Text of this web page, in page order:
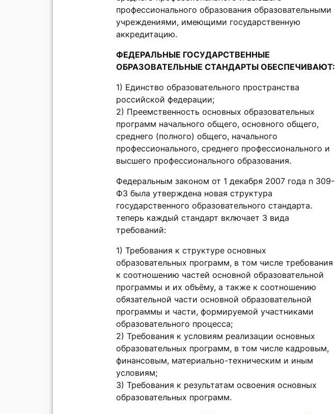
профессионального образования образовательными
учреждениями, имеющими государственную
аккредитацию.
ФЕДЕРАЛЬНЫЕ ГОСУДАРСТВЕННЫЕ
ОБРАЗОВАТЕЛЬНЫЕ СТАНДАРТЫ ОБЕСПЕЧИВАЮТ:
1) Единство образовательного пространства
российской федерации;
2) Преемственность основных образовательных
программ начального общего, основного общего,
среднего (полного) общего, начального
профессионального, среднего профессионального и
высшего профессионального образования.
Федеральным законом от 1 декабря 2007 года n 309-
ФЗ была утверждена новая структура
государственного образовательного стандарта.
теперь каждый стандарт включает 3 вида
требований:
1) Требования к структуре основных
образовательных программ, в том числе требования
к соотношению частей основной образовательной
программы и их объёму, а также к соотношению
обязательной части основной образовательной
программы и части, формируемой участниками
образовательного процесса;
2) Требования к условиям реализации основных
образовательных программ, в том числе кадровым,
финансовым, материально-техническим и иным
условиям;
3) Требования к результатам освоения основных
образовательных программ.